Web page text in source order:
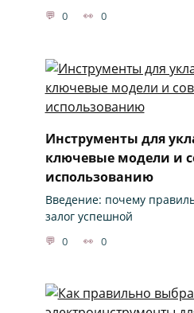
0 0
Инструменты для
ключевые модели и
использованию
Введение: почему
залог успешной
0 0